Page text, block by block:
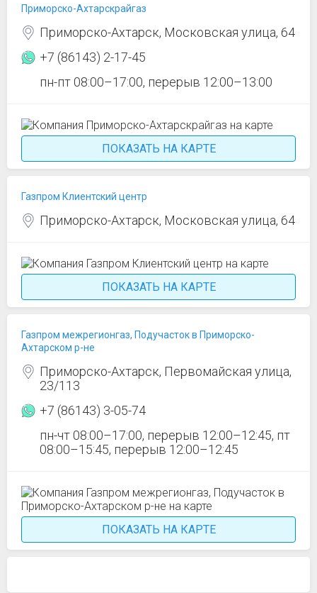
Приморско-Ахтарскрайгаз
Приморско-Ахтарск, Московская улица, 64
+7 (86143) 2-17-45
пн-пт 08:00–17:00, перерыв 12:00–13:00
ПОКАЗАТЬ НА КАРТЕ
Газпром Клиентский центр
Приморско-Ахтарск, Московская улица, 64
ПОКАЗАТЬ НА КАРТЕ
Газпром межрегионгаз, Подучасток в Приморско-
Ахтарском р-не
Приморско-Ахтарск, Первомайская улица,
23/113
+7 (86143) 3-05-74
пн-чт 08:00–17:00, перерыв 12:00–12:45, пт
08:00–15:45, перерыв 12:00–12:45
ПОКАЗАТЬ НА КАРТЕ